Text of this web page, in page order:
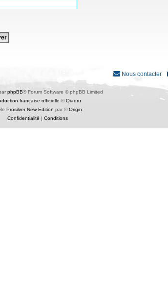
Nous contacter
phpBB® Forum Software © phpBB Limited
française officielle ©Qiaeru
Prosilver New Edition par ©Origin
Confidentialité
Conditions